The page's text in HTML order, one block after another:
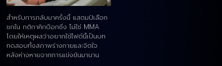
สำหรับการกลับมาครั้งนี้ แสตมป์เลือก
ชกใน กติกาคิกบ็อกซิ่ง ไม่ใช่ MMA
โดยให้เหตุผลว่าอยากใช้ไฟต์นี้เป็นบท
ทดสอบทั้งสภาพร่างกายและจิตใจ
หลังห่างหายจากการแข่งขันมานาน